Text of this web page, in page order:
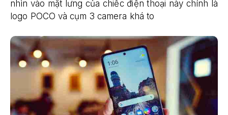
nhìn vào mặt lưng của chiếc điện thoại này chính là
logo POCO và cụm 3 camera khá to